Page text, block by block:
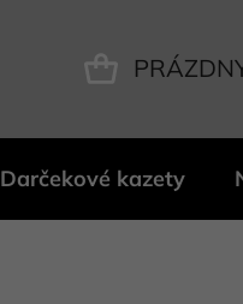
Darčekové kazety